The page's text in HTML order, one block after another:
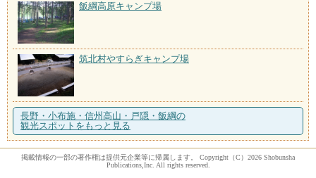
飯綱高原キャンプ場
筑北村やすらぎキャンプ場
長野・小布施・信州高山・戸隠・飯綱の
観光スポットをもっと見る
掲載情報の一部の著作権は提供元企業等に帰属します。 Copyright（C）2026 Shobunsha
Publications,Inc. All rights reserved.